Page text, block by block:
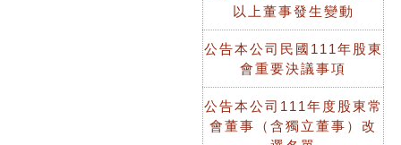
以上董事發生變動
公告本公司民國111年股東
會重要決議事項
公告本公司111年度股東常
會董事（含獨立董事）改